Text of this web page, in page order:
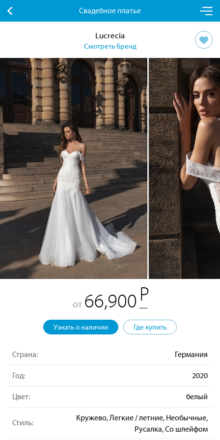
Свадебное платье
Lucrecia
Смотреть бренд
от 66,900
Узнать о наличии Где купить
Страна: Германия
Год: 2020
Цвет: белый
Стиль:
Кружево, Легкие / летние, Необычные,
Русалка, Со шлейфом